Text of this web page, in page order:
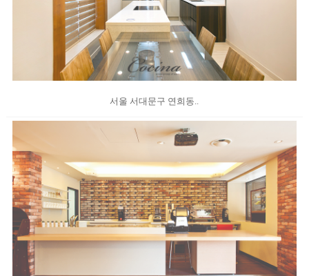
서울 서대문구 연희동..